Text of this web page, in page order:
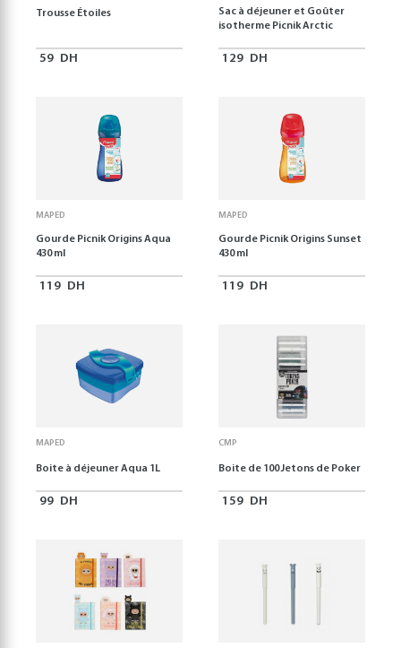
Trousse Étoiles
59 DH
Sac à déjeuner et Goûter
isotherme Picnik Arctic
129 DH
MAPED
Gourde Picnik Origins Aqua
430 ml
119 DH
MAPED
Gourde Picnik Origins Sunset
430 ml
119 DH
MAPED
Boite à déjeuner Aqua 1L
99 DH
CMP
Boite de 100 Jetons de Poker
159 DH